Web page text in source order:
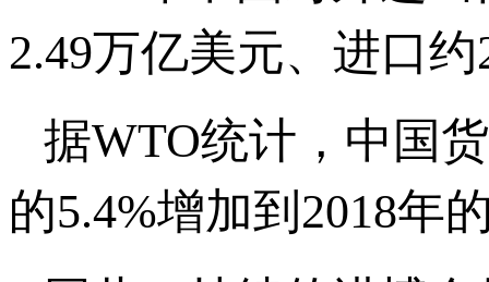
2.49万亿美元、进口
据WTO统计，中国
的5.4%增加到2018年